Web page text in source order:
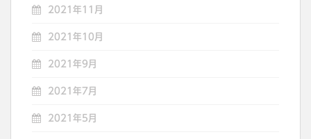
2021年11月
2021年10月
2021年9月
2021年7月
2021年5月